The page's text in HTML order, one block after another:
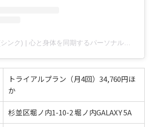
トライアルプラン（月4回）34,760円ほ
か
杉並区堀ノ内1-10-2 堀ノ内GALAXY 5A